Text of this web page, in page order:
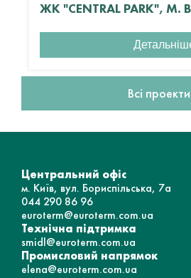
ЖК "CENTRAL PARK", М.
Всі проекти
Центральний офіс
м. Київ, вул. Бориспільська, 7а
044 290 86 96
euroterm@euroterm.com.ua
Технічна підтримка
smidl@euroterm.com.ua
Промисловий напрямок
elena@euroterm.com.ua